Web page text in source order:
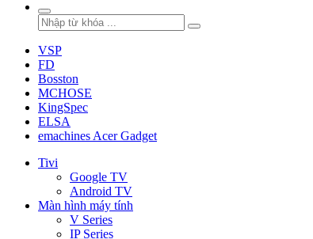
VSP
FD
Bosston
MCHOSE
KingSpec
ELSA
emachines Acer Gadget
Tivi
Google TV
Android TV
Màn hình máy tính
V Series
IP Series